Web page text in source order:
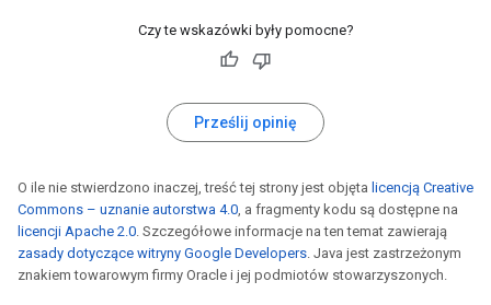
Czy te wskazówki były pomocne?
Prześlij opinię
O ile nie stwierdzono inaczej, treść tej strony jest objęta licencją Creative
Commons – uznanie autorstwa 4.0, a fragmenty kodu są dostępne na
licencji Apache 2.0. Szczegółowe informacje na ten temat zawierają
zasady dotyczące witryny Google Developers. Java jest zastrzeżonym
znakiem towarowym firmy Oracle i jej podmiotów stowarzyszonych.